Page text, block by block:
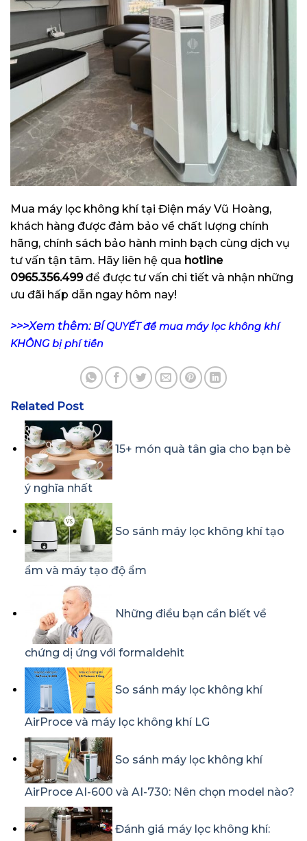
Mua máy lọc không khí tại Điện máy Vũ Hoàng,
khách hàng được đảm bảo về chất lượng chính
hãng, chính sách bảo hành minh bạch cùng dịch vụ
tư vấn tận tâm. Hãy liên hệ qua hotline
0965.356.499để được tư vấn chi tiết và nhận những
ưu đãi hấp dẫn ngay hôm nay!
>>>Xem thêm: BÍ QUYẾT để mua máy lọc không khí
KHÔNG bị phí tiền
Related Post
15+ món quà tân gia cho bạn bè
ý nghĩa nhất
So sánh máy lọc không khí tạo
ẩm và máy tạo độ ẩm
Những điều bạn cần biết về
chứng dị ứng với formaldehit
So sánh máy lọc không khí
AirProce và máy lọc không khí LG
So sánh máy lọc không khí
AirProce AI-600 và AI-730: Nên chọn model nào?
Đánh giá máy lọc không khí: